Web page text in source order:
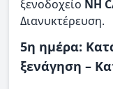
ξενοδοχείο NH
Διανυκτέρευση.
5η ημέρα:
ξενάγηση –